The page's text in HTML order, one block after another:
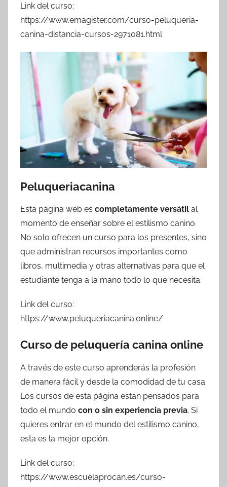
Link del curso:
https://www.emagister.com/curso-peluqueria-
canina-distancia-cursos-2971081.html
Peluqueriacanina
Esta página web es completamente versátil al
momento de enseñar sobre el estilismo canino.
No solo ofrecen un curso para los presentes, sino
que administran recursos importantes como
libros, multimedia y otras alternativas para que el
estudiante tenga a la mano todo lo que necesita.
Link del curso:
https://www.peluqueriacanina.online/
Curso de peluquería canina online
A través de este curso aprenderás la profesión
de manera fácil y desde la comodidad de tu casa.
Los cursos de esta página están pensados para
todo el mundo con o sin experiencia previa. Si
quieres entrar en el mundo del estilismo canino,
esta es la mejor opción.
Link del curso:
https://www.escuelaprocan.es/curso-